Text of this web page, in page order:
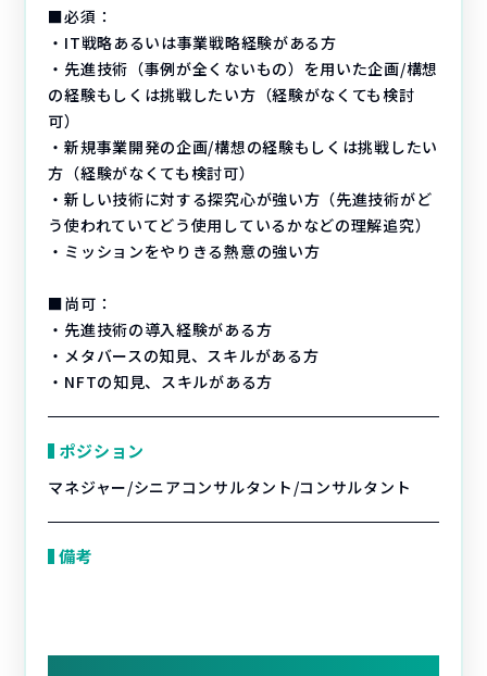
■必須：
・IT戦略あるいは事業戦略経験がある方
・先進技術（事例が全くないもの）を用いた企画/構想
の経験もしくは挑戦したい方（経験がなくても検討
可）
・新規事業開発の企画/構想の経験もしくは挑戦したい
方（経験がなくても検討可）
・新しい技術に対する探究心が強い方（先進技術がど
う使われていてどう使用しているかなどの理解追究）
・ミッションをやりきる熱意の強い方
■尚可：
・先進技術の導入経験がある方
・メタバースの知見、スキルがある方
・NFTの知見、スキルがある方
ポジション
マネジャー/シニアコンサルタント/コンサルタント
備考